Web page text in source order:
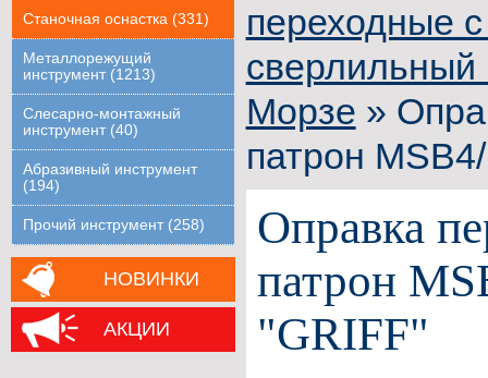
Станочная оснастка (331)
Металлорежущий
инструмент (1213)
Слесарно-монтажный
инструмент (40)
Абразивный инструмент
(194)
Прочий инструмент (258)
НОВИНКИ
АКЦИИ
переходные
сверлильный
Морзе »
патрон
Оправка
патрон
"GRIFF"